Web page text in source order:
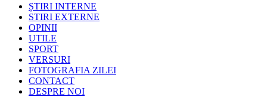
ȘTIRI INTERNE
STIRI EXTERNE
OPINII
UTILE
SPORT
VERSURI
FOTOGRAFIA ZILEI
CONTACT
DESPRE NOI